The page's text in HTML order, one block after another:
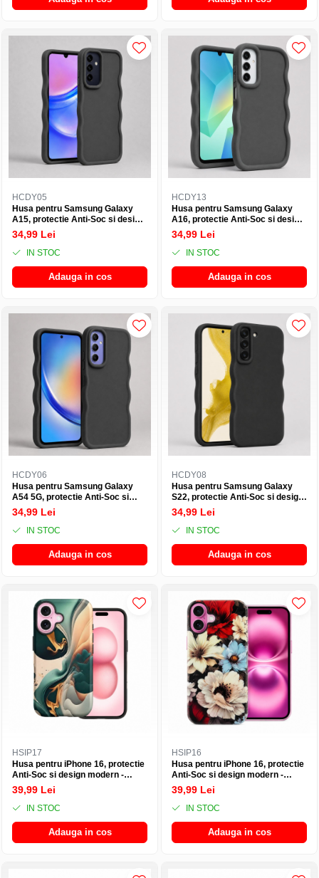
HCDY05
Husa pentru Samsung Galaxy
A15, protectie Anti-Soc si design
ondulat Candy - Negru
34,99 Lei
IN STOC
Adauga in cos
HCDY13
Husa pentru Samsung Galaxy
A16, protectie Anti-Soc si design
ondulat Candy - Negru
34,99 Lei
IN STOC
Adauga in cos
HCDY06
Husa pentru Samsung Galaxy
A54 5G, protectie Anti-Soc si
design ondulat Candy - Negru
34,99 Lei
IN STOC
Adauga in cos
HCDY08
Husa pentru Samsung Galaxy
S22, protectie Anti-Soc si design
ondulat Candy - Negru
34,99 Lei
IN STOC
Adauga in cos
HSIP17
Husa pentru iPhone 16, protectie
Anti-Soc si design modern -
Abstract
39,99 Lei
IN STOC
Adauga in cos
HSIP16
Husa pentru iPhone 16, protectie
Anti-Soc si design modern -
Floral
39,99 Lei
IN STOC
Adauga in cos